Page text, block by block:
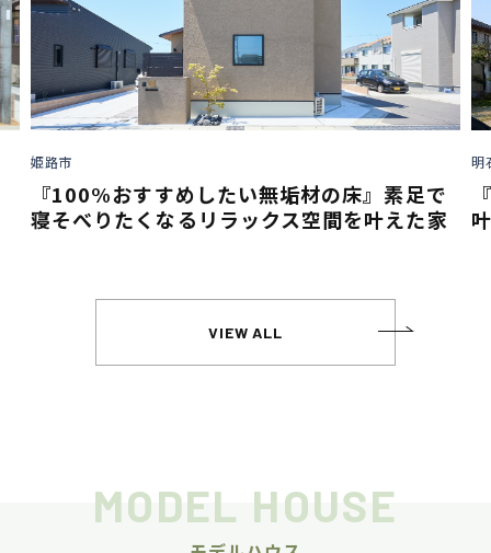
たい無垢材の床』素足で
ラックス空間を叶えた家
『インスタグラム』
叶える
VIEW ALL
MODEL HOUSE